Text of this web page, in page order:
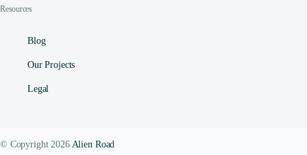
Resources
Blog
Our Projects
Legal
© Copyright 2026 Alien Road